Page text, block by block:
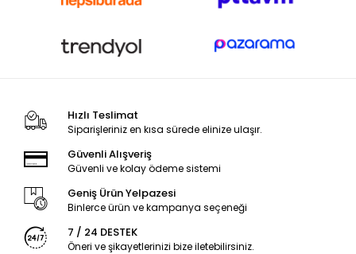
Hızlı Teslimat
Siparişleriniz en kısa sürede elinize ulaşır.
Güvenli Alışveriş
Güvenli ve kolay ödeme sistemi
Geniş Ürün Yelpazesi
Binlerce ürün ve kampanya seçeneği
7 / 24 DESTEK
Öneri ve şikayetlerinizi bize iletebilirsiniz.